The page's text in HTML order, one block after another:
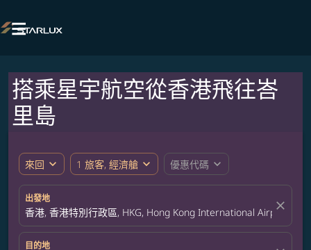

搭乘星宇航空從香港飛往峇
里島
來回 expand_more 1 旅客, 經濟艙 expand_more 優惠代碼 expand_more
出發地
香港, 香港特別行政區, HKG, Hong Kong International Airport
close
目的地